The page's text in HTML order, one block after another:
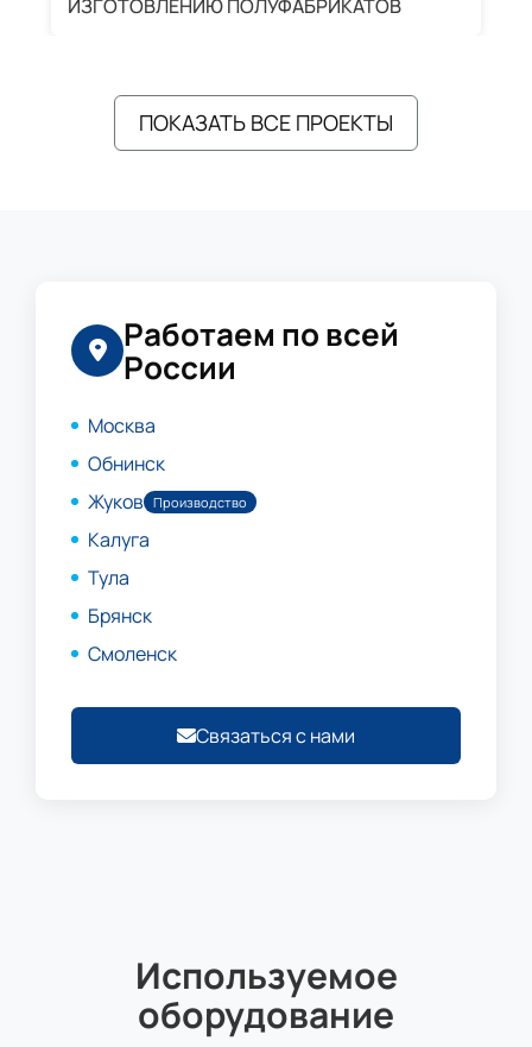
ИЗГОТОВЛЕНИЮ ПОЛУФАБРИКАТОВ
ПОКАЗАТЬ ВСЕ ПРОЕКТЫ
Работаем по всей
России
Москва
Обнинск
Жуков Производство
Калуга
Тула
Брянск
Смоленск
Связаться с нами
Используемое
оборудование